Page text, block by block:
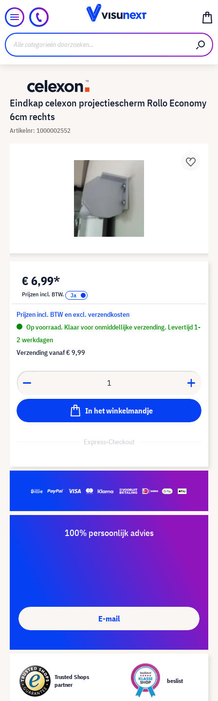
Eindkap celexon projectiescherm Rollo Economy
6cm rechts
Artikelnr: 1000002552
€ 6,99*
Prijzen incl. BTW.
Prijzen incl. BTW en excl. verzendkosten
Op voorraad. Klaar voor onmiddellijke verzending. Levertijd 1-
2 werkdagen
Verzending vanaf€ 9,99
In het winkelmandje
Express-Checkout
100% persoonlijk advies
E-mail
Trusted Shops
partner
beslist